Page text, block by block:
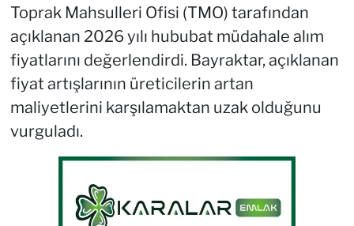
Toprak Mahsulleri Ofisi (TMO) tarafından
açıklanan 2026 yılı hububat müdahale alım
fiyatlarını değerlendirdi. Bayraktar, açıklanan
fiyat artışlarının üreticilerin artan
maliyetlerini karşılamaktan uzak olduğunu
vurguladı.